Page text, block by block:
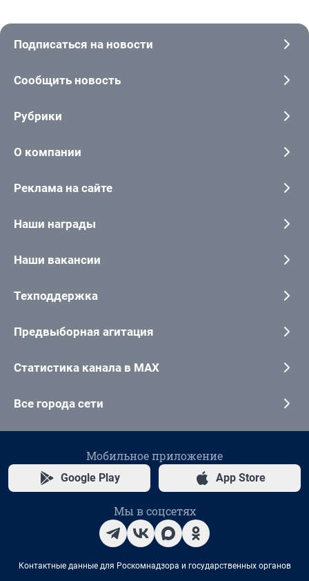
Подписаться на новости
Сообщить новость
Рубрики
О компании
Реклама на сайте
Наши награды
Наши вакансии
Техподдержка
Предвыборная агитация
Статистика канала в MAX
Все города сети
Мобильное приложение
Google Play App Store
Мы в соцсетях
Контактные данные для Роскомнадзора и государственных органов